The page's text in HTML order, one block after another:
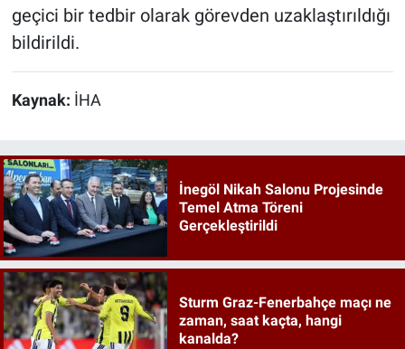
geçici bir tedbir olarak görevden uzaklaştırıldığı
bildirildi.
Kaynak: İHA
İnegöl Nikah Salonu Projesinde
Temel Atma Töreni
Gerçekleştirildi
Sturm Graz-Fenerbahçe maçı ne
zaman, saat kaçta, hangi
kanalda?